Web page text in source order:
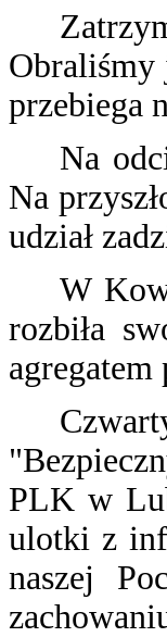
Obraliśmy
przebiega
Na
Na
udział
W
rozbiła
agregatem
PLK w
ulotki z
naszej